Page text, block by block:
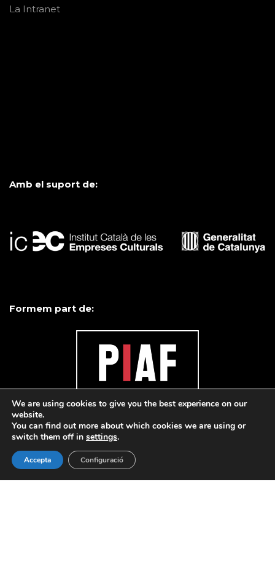
La Intranet
Amb el suport de:
Formem part de:
We are using cookies to give you the best experience on our
website.
You can find out more about which cookies we are using or
switch them off in settings.
Accepta Configuració